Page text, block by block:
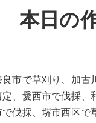
本日の
市で草刈り、加
、愛西市で伐採
伐採、堺市西区